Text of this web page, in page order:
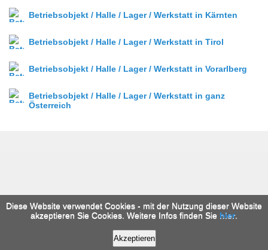
Betriebsobjekt / Halle / Lager / Werkstatt in Kärnten
Betriebsobjekt / Halle / Lager / Werkstatt in Tirol
Betriebsobjekt / Halle / Lager / Werkstatt in Vorarlberg
Betriebsobjekt / Halle / Lager / Werkstatt in ganz
Österreich
Diese Website verwendet Cookies - mit der Nutzung dieser Website
akzeptieren Sie Cookies. Weitere Infos finden Sie hier.